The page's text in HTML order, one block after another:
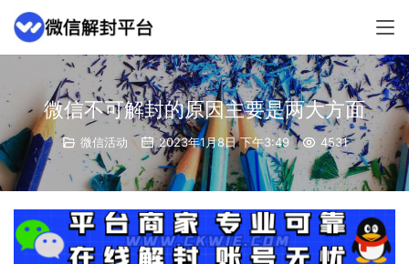
微信不可解封的原因主要是两大方面
微信活动 2023年1月8日 下午3:49 4531